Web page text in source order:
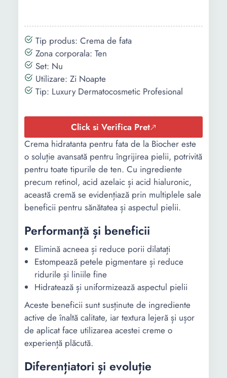
Tip produs: Crema de fata
Zona corporala: Ten
Set: Nu
Utilizare: Zi Noapte
Tip: Luxury Dermatocosmetic Profesional
Click si Verifica Pret
Crema hidratanta pentru fata de la Biocher este
o soluție avansată pentru îngrijirea pielii, potrivită
pentru toate tipurile de ten. Cu ingrediente
precum retinol, acid azelaic și acid hialuronic,
această cremă se evidențiază prin multiplele sale
beneficii pentru sănătatea și aspectul pielii.
Performanță și beneficii
Elimină acneea și reduce porii dilatați
Estompează petele pigmentare și reduce
ridurile și liniile fine
Hidratează și uniformizează aspectul pielii
Aceste beneficii sunt susținute de ingrediente
active de înaltă calitate, iar textura lejeră și ușor
de aplicat face utilizarea acestei creme o
experiență plăcută.
Diferențiatori și evoluție